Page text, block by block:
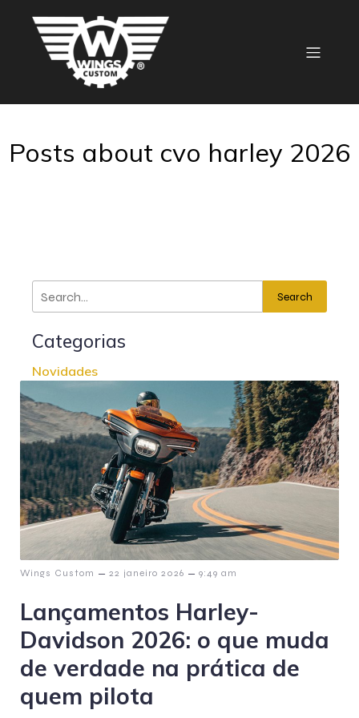
Posts about cvo harley 2026
Search
Categorias
Novidades
Wings Custom – 22 janeiro 2026 – 9:49 am
Lançamentos Harley-
Davidson 2026: o que muda
de verdade na prática de
quem pilota